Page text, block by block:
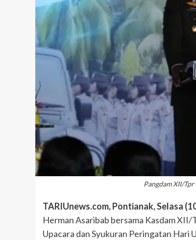
Pangdam XII/
TARIUnews.com, Pontianak, Selasa
Herman Asaribab bersama Kasdam
Upacara dan Syukuran Peringatan Hari